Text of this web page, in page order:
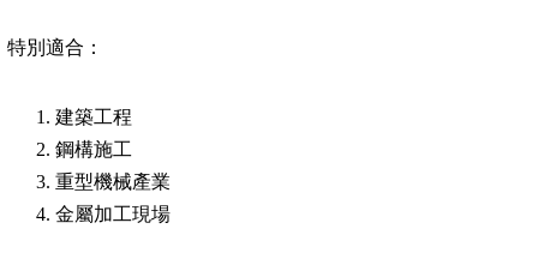
特別適合：
建築工程
鋼構施工
重型機械產業
金屬加工現場